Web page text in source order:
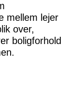
mellem lejer
over,
boligforhold